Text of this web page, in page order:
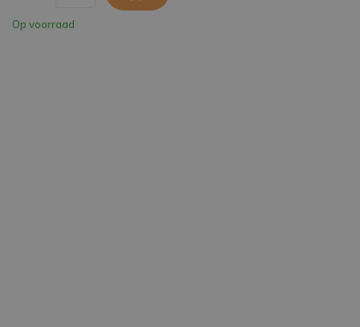
Op voorraad